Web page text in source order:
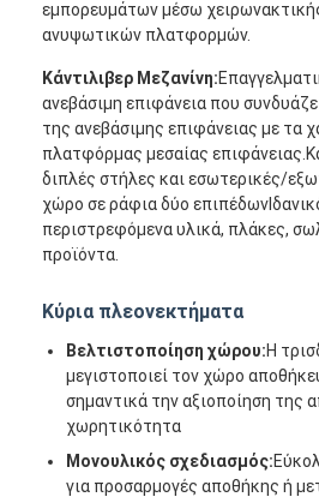
εμπορευμάτων μέσω
ανυψωτικών πλατφορμών.
Κάντιλιβερ Μεζανίνη:
ανεβάσιμη επιφάνεια που
της ανεβάσιμης επιφάνειας με τα
πλατφόρμας μεσαίας
διπλές στήλες και εσωτερικές/
χώρο σε ράφια δύο
περιστρεφόμενα υλικά, πλάκες,
προϊόντα.
Κύρια πλεονεκτήματα
Βελτιστοποίηση χώρου:Η
μεγιστοποιεί τον χώρο
σημαντικά την αξιοποίηση της
χωρητικότητα
Μονουλικός σχεδιασμός:
για προσαρμογές αποθήκης ή